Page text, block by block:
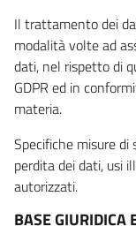
Il trattamento dei
modalità volte ad
dati, nel rispetto di
GDPR ed in
materia.
Specifiche misure
perdita dei dati, usi
autorizzati.
BASE GIURIDICA